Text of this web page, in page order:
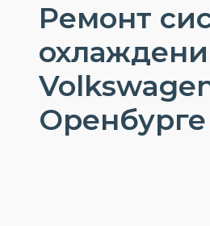
Ремонт
Оренбурге